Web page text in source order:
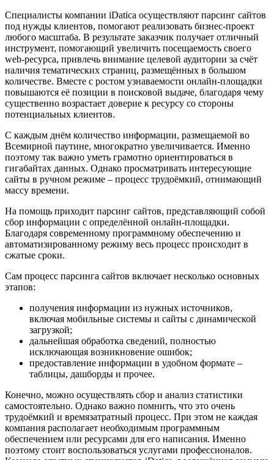
Специалисты компании iDatica осуществляют парсинг сайтов
под нужды клиентов, помогают реализовать бизнес-проект
любого масштаба. В результате заказчик получает отличный
инструмент, помогающий увеличить посещаемость своего
web-ресурса, привлечь внимание целевой аудитории за счёт
наличия тематических страниц, размещённых в большом
количестве. Вместе с ростом узнаваемости онлайн-площадки
повышаются её позиции в поисковой выдаче, благодаря чему
существенно возрастает доверие к ресурсу со стороны
потенциальных клиентов.
С каждым днём количество информации, размещаемой во
Всемирной паутине, многократно увеличивается. Именно
поэтому так важно уметь грамотно ориентироваться в
гигабайтах данных. Однако просматривать интересующие
сайты в ручном режиме – процесс трудоёмкий, отнимающий
массу времени.
На помощь приходит парсинг сайтов, представляющий собой
сбор информации с определённой онлайн-площадки.
Благодаря современному программному обеспечению и
автоматизированному режиму весь процесс происходит в
сжатые сроки.
Сам процесс парсинга сайтов включает несколько основных
этапов:
получения информации из нужных источников,
включая мобильные системы и сайты с динамической
загрузкой;
дальнейшая обработка сведений, полностью
исключающая возникновение ошибок;
предоставление информации в удобном формате –
таблицы, дашборды и прочее.
Конечно, можно осуществлять сбор и анализ статистики
самостоятельно. Однако важно помнить, что это очень
трудоёмкий и времязатратный процесс. При этом не каждая
компания располагает необходимым программным
обеспечением или ресурсами для его написания. Именно
поэтому стоит воспользоваться услугами профессионалов.